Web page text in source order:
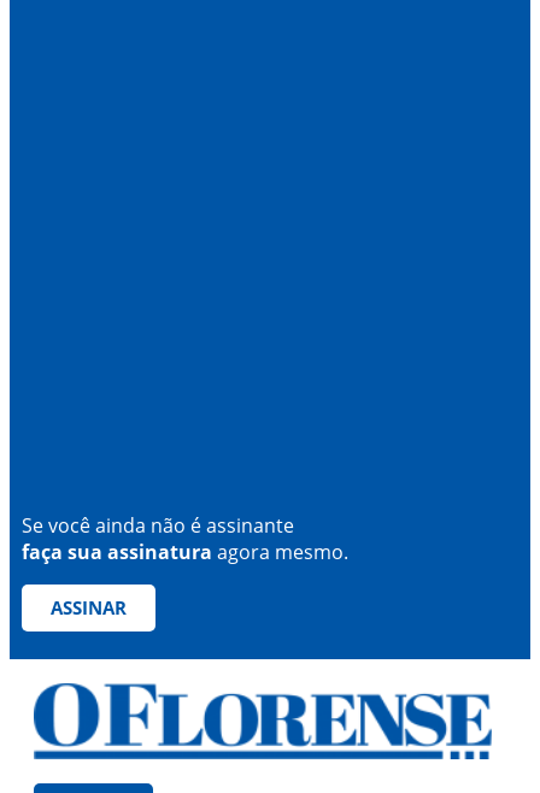
Se você ainda não é assinante
faça sua assinatura agora mesmo.
ASSINAR